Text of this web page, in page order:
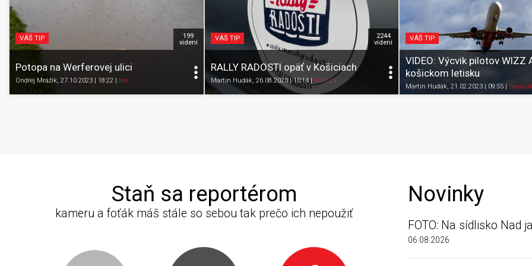
VÁŠ TIP
Potopa na Werferovej ulici
Ondrej Mrážik , 27.10.2023 | 18:22 | Iné K obľúbeným
Zdieľať
199
videní
VÁŠ TIP
RALLY RADOSTI opäť v Košiciach
Martin Hudák, 26.08.2023 | 10:14| Kultúra K obľúbeným
Zdieľať
2244
videní
VÁŠ TIP
VIDEO: Výcvik pilotov WIZZ
košickom letisku
Martin Hudák, 21.02.2023 | 09:55 |
Staň sa reportérom
kameru a foťák máš stále so sebou tak prečo ich nepoužiť
Novinky
FOTO: Na sídlisko Nad
06.08.2026